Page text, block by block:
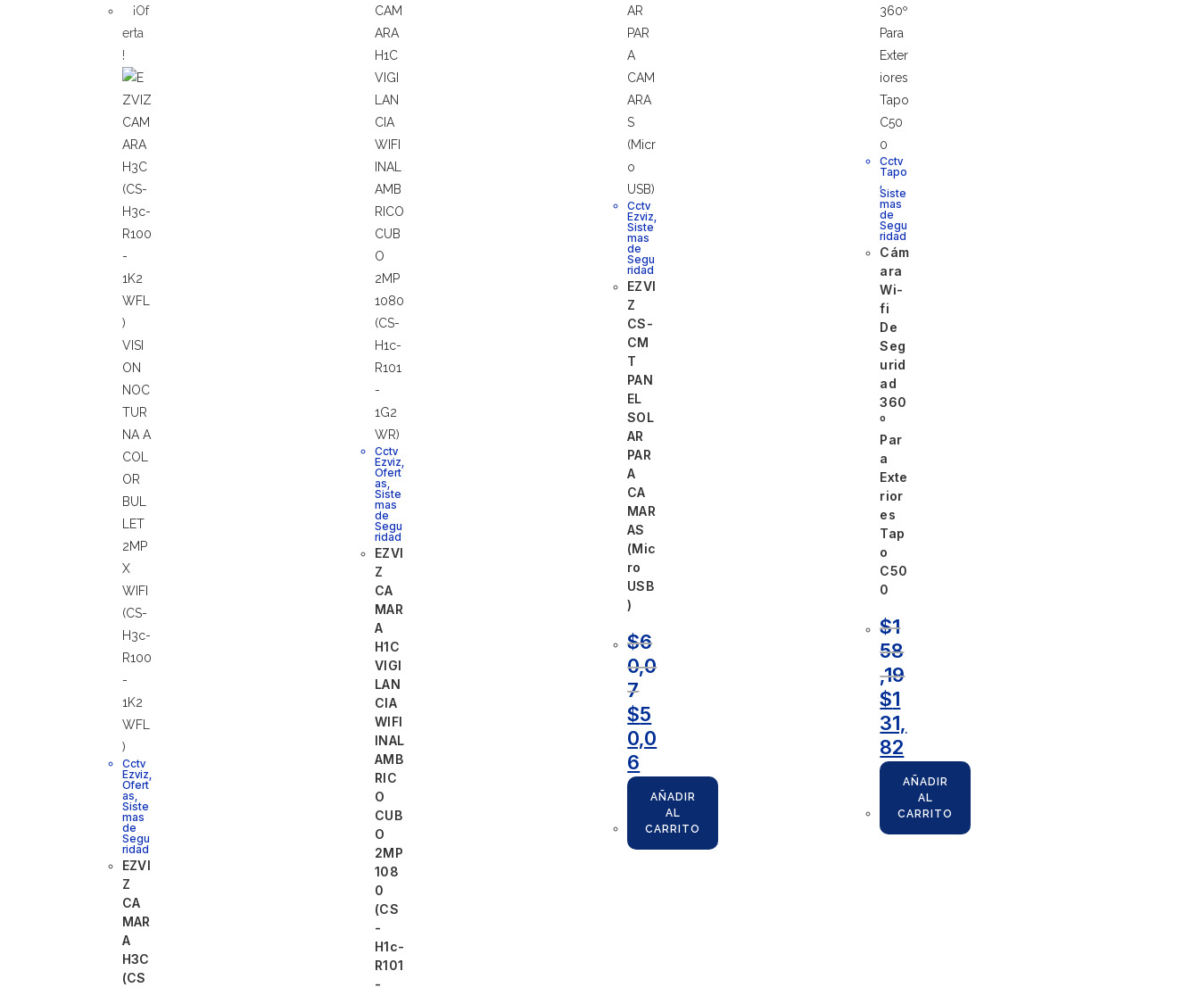
¡Of
erta
!
Cctv
Ezviz,
Ofert
as,
Siste
mas
de
Segu
ridad
EZVI
Z
CA
MAR
A
H3C
(CS
Cctv
Ezviz,
Ofert
as,
Siste
mas
de
Segu
ridad
EZVI
Z
CA
MAR
A
H1C
VIGI
LAN
CIA
WIFI
INAL
AMB
RIC
O
CUB
O
2MP
108
0
(CS
-
H1c-
R101
-
Cctv
Ezviz,
Siste
mas
de
Segu
ridad
EZVI
Z
CS-
CM
T
PAN
EL
SOL
AR
PAR
A
CA
MAR
AS
(Mic
ro
USB
)
$6
0,0
7
$5
0,0
6
AÑADIR
AL
CARRITO
Cctv
Tapo
,
Siste
mas
de
Segu
ridad
Cám
ara
Wi-
fi
De
Seg
urid
ad
360
º
Par
a
Exte
rior
es
Tap
o
C50
0
$1
58
,19
$1
31,
82
AÑADIR
AL
CARRITO